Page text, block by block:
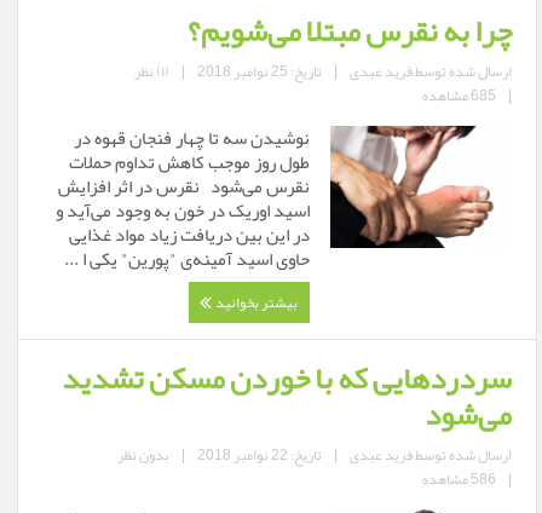
چرا به نقرس مبتلا می‌شویم؟
ارسال شده توسطفرید عبدی | تاریخ: 25 نوامبر 2018 | (۱) نظر
| 685 مشاهده
نوشیدن سه تا چهار فنجان قهوه در
طول روز موجب کاهش تداوم حملات
نقرس می‌شود نقرس در اثر افزایش
اسید اوریک در خون به وجود می‌آید و
در این بین دریافت زیاد مواد غذایی
حاوی اسید آمینه‌ی "پورین" یکی ا ...
بیشتر بخوانید
سردرد‌هایی که با خوردن مسکن تشدید
می‌شود
ارسال شده توسطفرید عبدی | تاریخ: 22 نوامبر 2018 | بدون نظر
| 586 مشاهده